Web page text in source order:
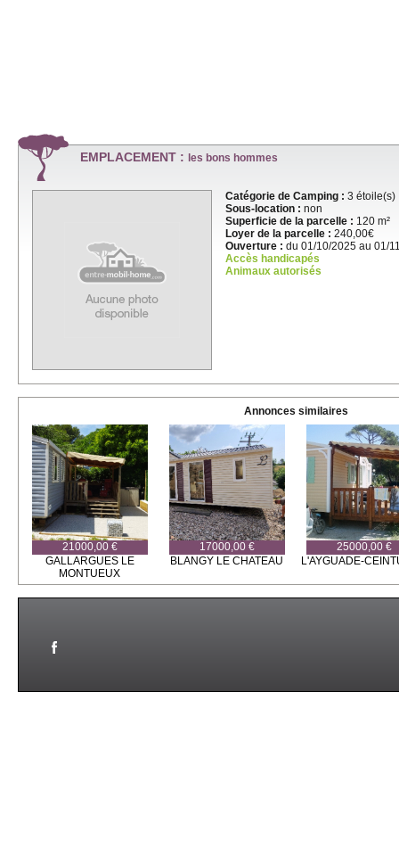
EMPLACEMENT : les bons hommes
Catégorie de Camping : 3 étoile(s)
Sous-location : non
Superficie de la parcelle : 120 m²
Loyer de la parcelle : 240,00€
Ouverture : du 01/10/2025 au 01/
Accès handicapés
Animaux autorisés
Annonces similaires
21000,00 €
GALLARGUES LE
MONTUEUX
17000,00 €
BLANGY LE CHATEAU
25000,00 €
L'AYGUADE-